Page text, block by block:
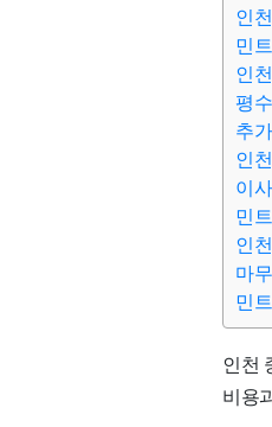
인
민
인
평
추
인
이
민
인
마
민
인천
비용